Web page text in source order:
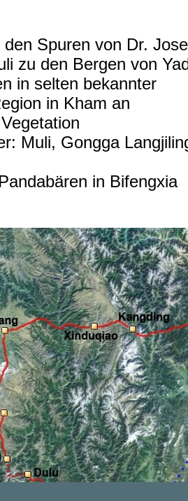
Spuren von Dr.
zu den Bergen von
in selten bekannter
in Kham an
Muli, Gongga
in Bifengxia